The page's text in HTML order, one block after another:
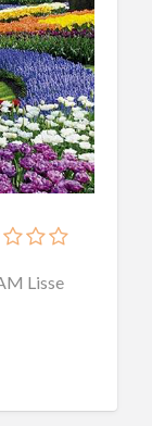
Lisse